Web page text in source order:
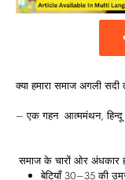
क्या हमारा समाज अगली सदी
– एक गहन आत्ममंथन,
समाज के चारों ओर अंधकार
बेटियाँ 30–35 की